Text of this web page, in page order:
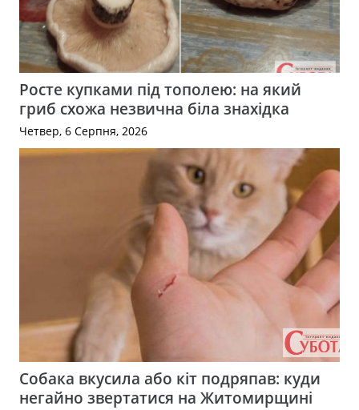
Росте купками під тополею: на який
гриб схожа незвична біла знахідка
Четвер, 6 Серпня, 2026
Собака вкусила або кіт подряпав: куди
негайно звертатися на Житомирщині